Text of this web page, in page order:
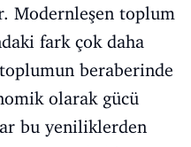
Modernleşen toplum
fark çok daha
beraberinde
olarak gücü
bu yeniliklerden